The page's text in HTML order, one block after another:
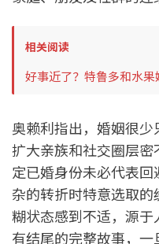
相关阅读
好事近了？特鲁多和水
奥赖利指出，婚姻很
扩大亲族和社交圈层
定已婚身份未必代表
杂的转折时特意选取
糊状态感到不适，源
有结尾的完整故事，